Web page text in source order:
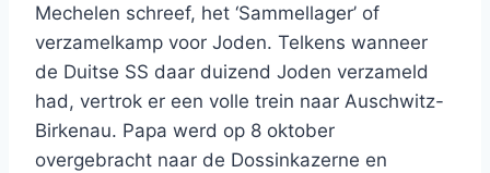
Mechelen schreef, het ‘Sammellager’ of
verzamelkamp voor Joden. Telkens wanneer
de Duitse SS daar duizend Joden verzameld
had, vertrok er een volle trein naar Auschwitz-
Birkenau. Papa werd op 8 oktober
overgebracht naar de Dossinkazerne en